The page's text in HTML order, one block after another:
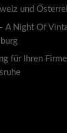
und
A Night Of
für Ihren